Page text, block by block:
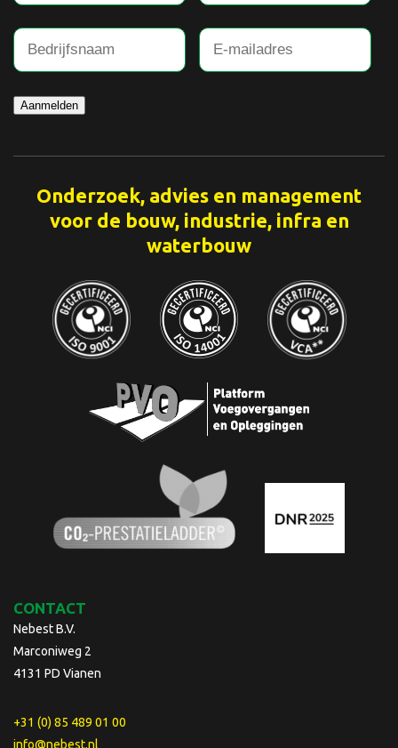
Aanmelden
Onderzoek, advies en management
voor de bouw, industrie, infra en
waterbouw
CONTACT
Nebest B.V.
Marconiweg 2
4131 PD Vianen
+31 (0) 85 489 01 00
info@nebest.nl